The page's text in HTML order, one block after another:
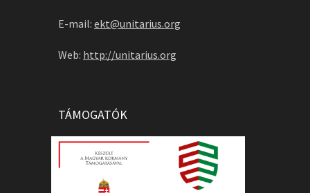
E-mail: ekt@unitarius.org
Web: http://unitarius.org
TÁMOGATÓK